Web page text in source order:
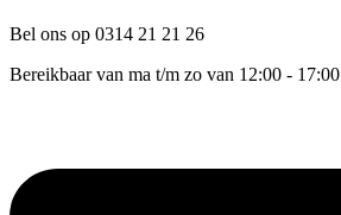
Bel ons op 0314 21 21 26
Bereikbaar van ma t/m zo van 12:00 - 17:00